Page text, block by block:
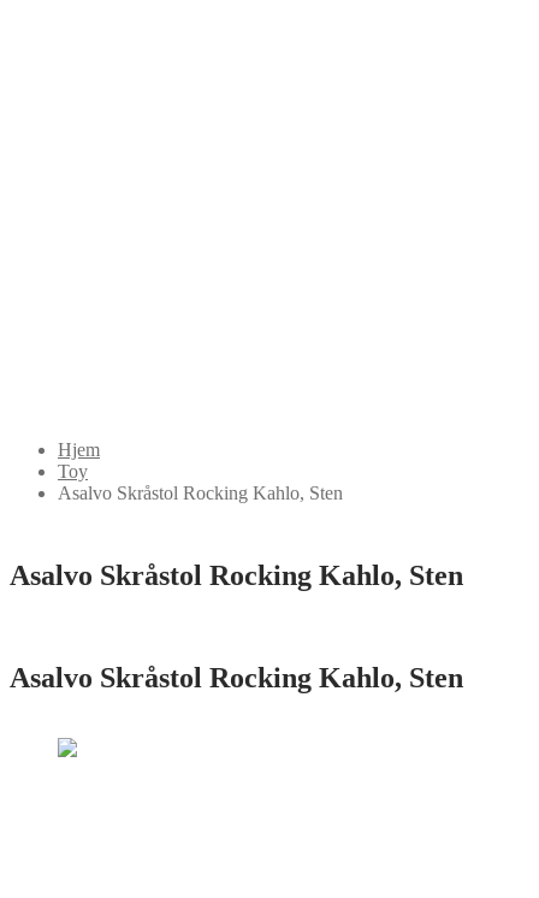
Hjem
Toy
Asalvo Skråstol Rocking Kahlo, Sten
Asalvo Skråstol Rocking Kahlo, Sten
Asalvo Skråstol Rocking Kahlo, Sten